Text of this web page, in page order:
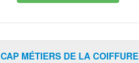
CAP MÉTIERS DE LA COIFFURE